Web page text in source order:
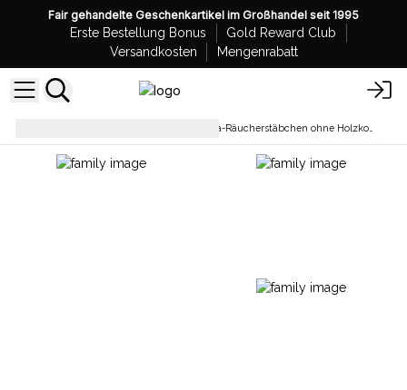
Fair gehandelte Geschenkartikel im Großhandel seit 1995
Erste Bestellung Bonus
Gold Reward Club
Versandkosten
Mengenrabatt
Aromatika-Räucherstäbchen ohne Holzkohle